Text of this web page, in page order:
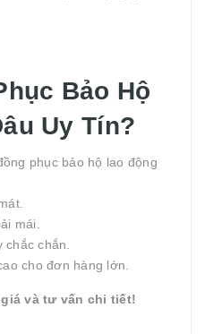
Bảo Hộ
Uy Tín?
phục bảo hộ lao động
mái.
chắn.
cho đơn hàng lớn.
và tư vấn chi tiết!